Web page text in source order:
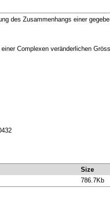
des Zusammenhangs einer
Complexen veränderlichen
Size
786.7Kb